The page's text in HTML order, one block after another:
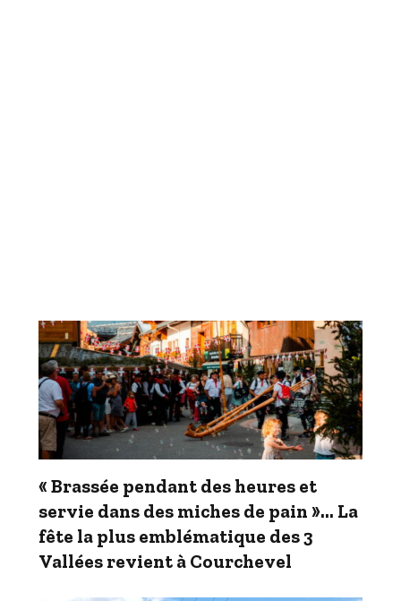
« Brassée pendant des heures et
servie dans des miches de pain »… La
fête la plus emblématique des 3
Vallées revient à Courchevel